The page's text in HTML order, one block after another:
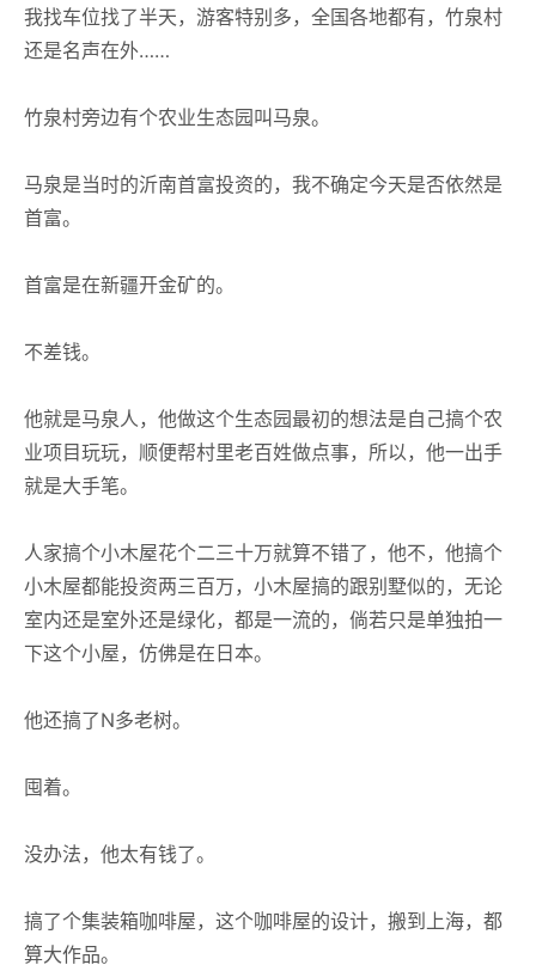
我找车位找了半天，游客特别多，全国各地都有，竹泉村
还是名声在外……
竹泉村旁边有个农业生态园叫马泉。
马泉是当时的沂南首富投资的，我不确定今天是否依然是
首富。
首富是在新疆开金矿的。
不差钱。
他就是马泉人，他做这个生态园最初的想法是自己搞个农
业项目玩玩，顺便帮村里老百姓做点事，所以，他一出手
就是大手笔。
人家搞个小木屋花个二三十万就算不错了，他不，他搞个
小木屋都能投资两三百万，小木屋搞的跟别墅似的，无论
室内还是室外还是绿化，都是一流的，倘若只是单独拍一
下这个小屋，仿佛是在日本。
他还搞了N多老树。
囤着。
没办法，他太有钱了。
搞了个集装箱咖啡屋，这个咖啡屋的设计，搬到上海，都
算大作品。